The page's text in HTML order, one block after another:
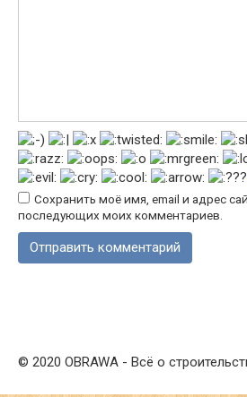
Сохранить моё имя, email и адрес
последующих моих комментариев.
© 2020 OBRAWA - Всё о